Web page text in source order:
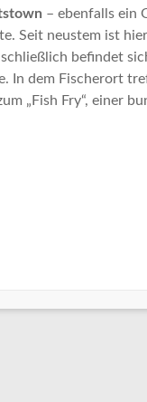
– ebenfalls ein
Seit neustem ist
schließlich befindet
In dem Fischerort
„Fish Fry“, einer